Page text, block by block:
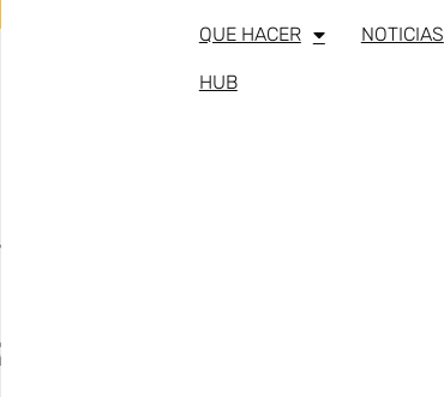
QUE HACER NOTICIAS
HUB